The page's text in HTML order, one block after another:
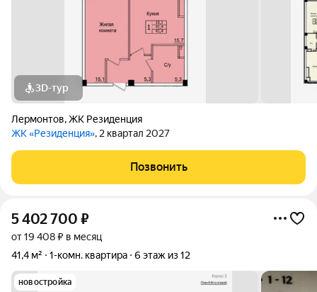
3D-тур
Лермонтов,ЖК Резиденция
ЖК «Резиденция», 2 квартал 2027
Позвонить
5 402 700 ₽
от 19 408 ₽ в месяц
41,4 м²
1-комн. квартира 6 этаж из 12
новостройка